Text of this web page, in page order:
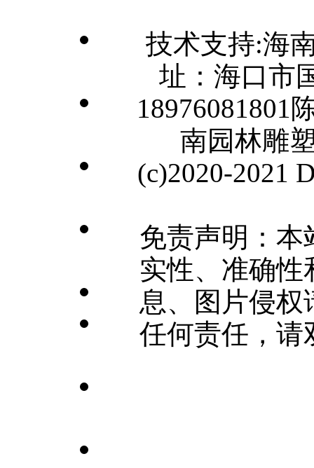
技术支持:海
址：海口市
18976081801
南园林雕
(c)2020-2021
免责声明：本
实性、准确性
息、图片侵权
任何责任，请